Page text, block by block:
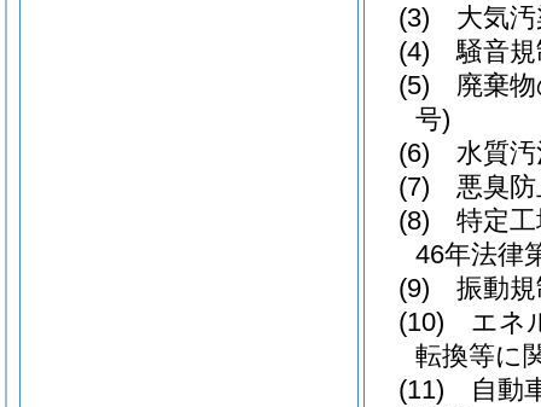
(3)
大気
(4)
騒音
(5)
廃棄
号)
(6)
水質
(7)
悪臭
(8)
特定
46年法律
(9)
振動
(10)
エネ
転換等に
(11)
自動